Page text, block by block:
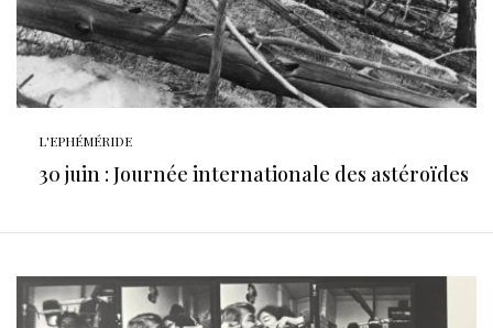
L'EPHÉMÉRIDE
30 juin : Journée internationale des astéroïdes